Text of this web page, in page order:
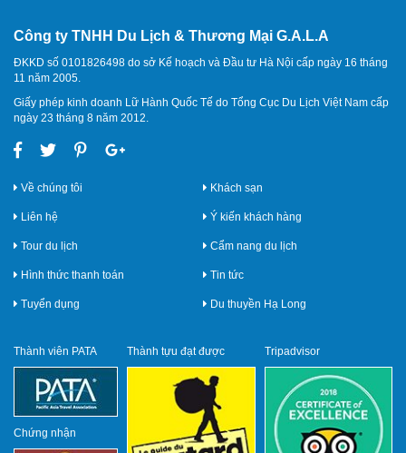
Công ty TNHH Du Lịch & Thương Mại G.A.L.A
ĐKKD số 0101826498 do sở Kế hoạch và Đầu tư Hà Nội cấp ngày 16 tháng
11 năm 2005.
Giấy phép kinh doanh Lữ Hành Quốc Tế do Tổng Cục Du Lịch Việt Nam cấp
ngày 23 tháng 8 năm 2012.
Về chúng tôi
Liên hệ
Tour du lịch
Hình thức thanh toán
Tuyển dụng
Khách sạn
Ý kiến khách hàng
Cẩm nang du lịch
Tin tức
Du thuyền Hạ Long
Thành viên PATA
Chứng nhận
Thành tựu đạt được Tripadvisor